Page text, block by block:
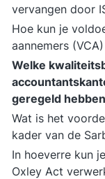
vervangen door
Hoe kun je
aannemers
Welke
geregeld
Wat is het
kader van de
In hoeverre kun
Oxley Act